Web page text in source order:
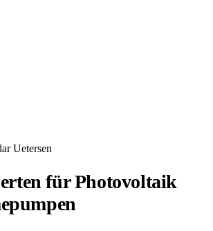
Uetersen
für Photovoltaik